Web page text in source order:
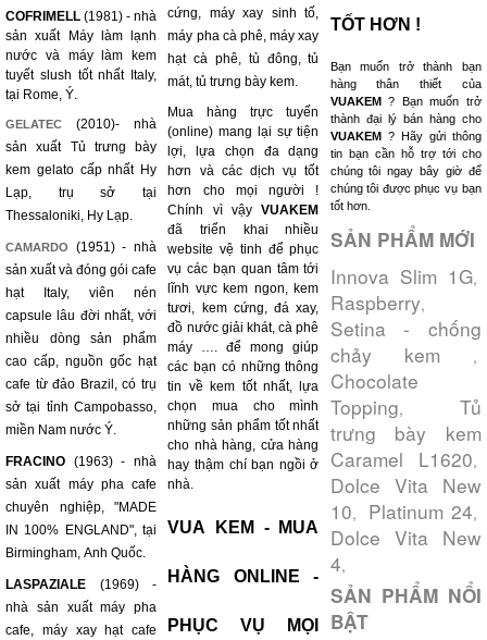
COFRIMELL (1981) - nhà
sản xuất Máy làm lạnh
nước và máy làm kem
tuyết slush tốt nhất Italy,
tại Rome, Ý.
GELATEC (2010)- nhà
sản xuất Tủ trưng bày
kem gelato cấp nhất Hy
Lạp, trụ sở tại
Thessaloniki, Hy Lạp.
CAMARDO
(1951) - nhà
sản xuất và đóng gói cafe
hạt Italy, viên nén
capsule lâu đời nhất, với
nhiều dòng sản phẩm
cao cấp, nguồn gốc hạt
cafe từ đảo Brazil, có trụ
sở tại tỉnh Campobasso,
miền Nam nước Ý.
FRACINO (1963) - nhà
sản xuất máy pha cafe
chuyên nghiệp, "MADE
IN 100% ENGLAND", tại
Birmingham, Anh Quốc.
LASPAZIALE (1969) -
nhà sản xuất máy pha
cafe, máy xay hạt cafe
cứng, máy xay sinh tố,
máy pha cà phê, máy xay
hạt cà phê, tủ đông, tủ
mát, tủ trưng bày kem.
Mua hàng trực tuyến
(online) mang lại sự tiện
lợi, lựa chọn đa dạng
hơn và các dịch vụ tốt
hơn cho mọi người !
Chính vì vậyVUAKEM
đã triển khai nhiều
website vệ tinh để phục
vụ các bạn quan tâm tới
lĩnh vực kem ngon, kem
tươi, kem cứng, đá xay,
đồ nước giải khát, cà phê
máy …. để mong giúp
các bạn có những thông
tin về kem tốt nhất, lựa
chọn mua cho mình
những sản phẩm tốt nhất
cho nhà hàng, cửa hàng
hay thậm chí bạn ngồi ở
nhà.
VUA KEM - MUA
HÀNG ONLINE -
PHỤC VỤ MỌI
TỐT HƠN !
Bạn muốn trở thành bạn
hàng thân thiết của
VUAKEM
? Bạn muốn trở
thành đại lý bán hàng cho
VUAKEM
? Hãy gửi thông
tin bạn cần hỗ trợ tới cho
chúng tôi ngay bây giờ để
chúng tôi được phục vụ bạn
tốt hơn.
SẢN PHẨM MỚI
Innova Slim 1G,
Raspberry,
Setina - chống
chảy kem
,
Chocolate
Topping, Tủ
trưng bày kem
Caramel L1620,
Dolce Vita New
10, Platinum 24,
Dolce Vita New
4,
SẢN PHẨM NỔI
BẬT